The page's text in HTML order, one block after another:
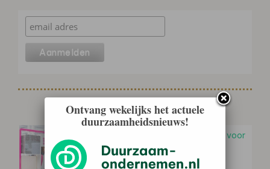
Gerelateerd nieuws
Earth Day: consument kiest vaker voor
duurzamere elektronica
Ontvang wekelijks het actuele
duurzaamheidsnieuws!